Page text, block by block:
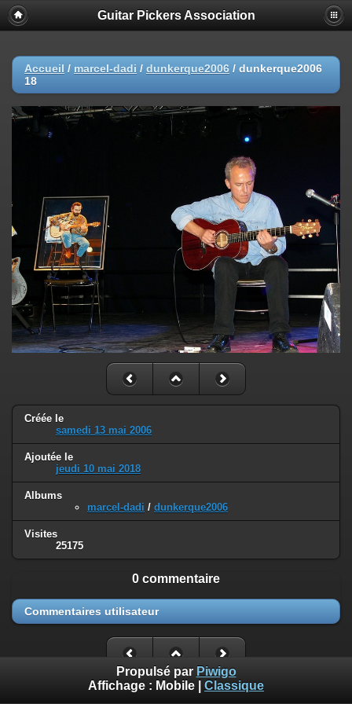
Guitar Pickers Association
Accueil / marcel-dadi / dunkerque2006 / dunkerque2006
18
Créée le
samedi 13 mai 2006
Ajoutée le
jeudi 10 mai 2018
Albums
marcel-dadi / dunkerque2006
Visites
25175
0 commentaire
Commentaires utilisateur
Propulsé par Piwigo
Affichage : Mobile Classique